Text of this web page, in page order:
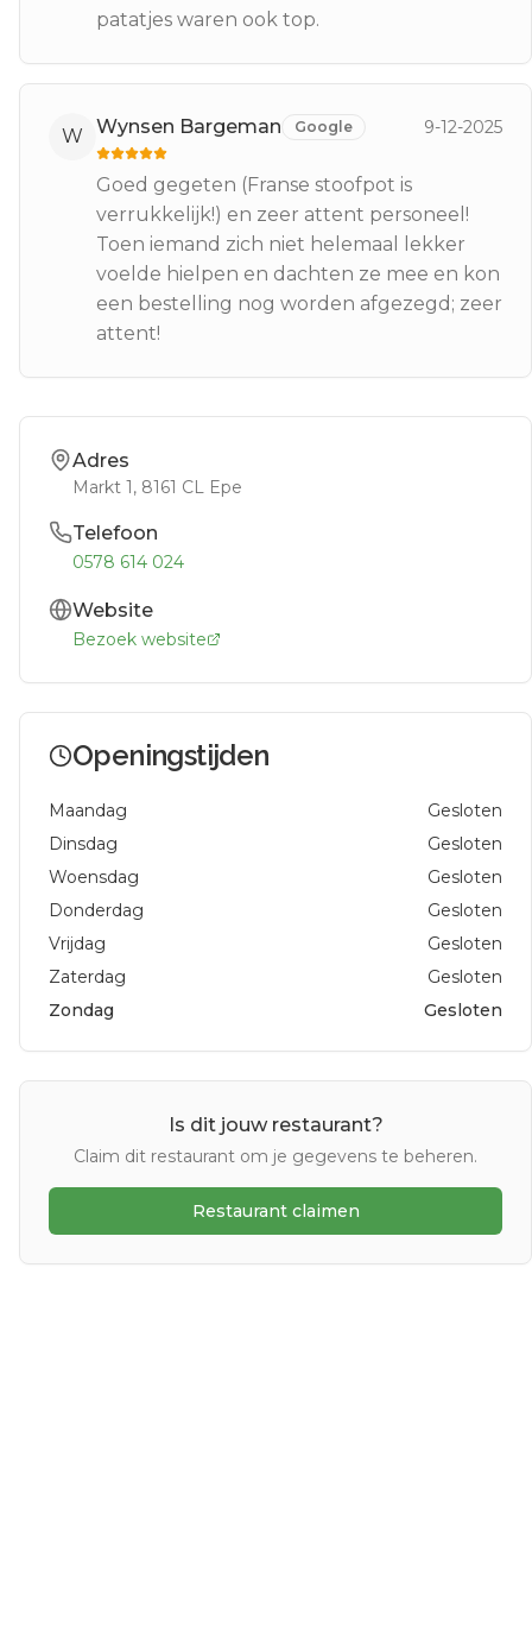
patatjes waren ook top.
W Wynsen Bargeman Google 9-12-2025
Goed gegeten (Franse stoofpot is
verrukkelijk!) en zeer attent personeel!
Toen iemand zich niet helemaal lekker
voelde hielpen en dachten ze mee en kon
een bestelling nog worden afgezegd; zeer
attent!
Adres
Markt 1, 8161 CL Epe
Telefoon
0578 614 024
Website
Bezoek website
Openingstijden
Maandag
Gesloten
Dinsdag
Gesloten
Woensdag
Gesloten
Donderdag
Gesloten
Vrijdag
Gesloten
Zaterdag
Gesloten
Zondag
Gesloten
Is dit jouw restaurant?
Claim dit restaurant om je gegevens te beheren.
Restaurant claimen